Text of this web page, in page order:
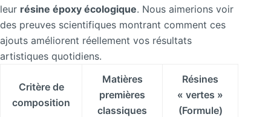
leur résine époxy écologique. Nous aimerions voir
des preuves scientifiques montrant comment ces
ajouts améliorent réellement vos résultats
artistiques quotidiens.
Critère de
composition
Matières
premières
classiques
Résines
« vertes »
(Formule)